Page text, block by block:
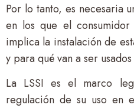
Por lo tanto, es necesaria
en los que el
implica la instalación de
y para qué van a ser usados
La LSSI es el marco
regulación de su uso en